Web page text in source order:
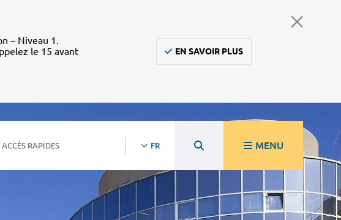
– Niveau 1.
le 15 avant
EN SAVOIR PLUS
ACCÈS RAPIDES FR MENU